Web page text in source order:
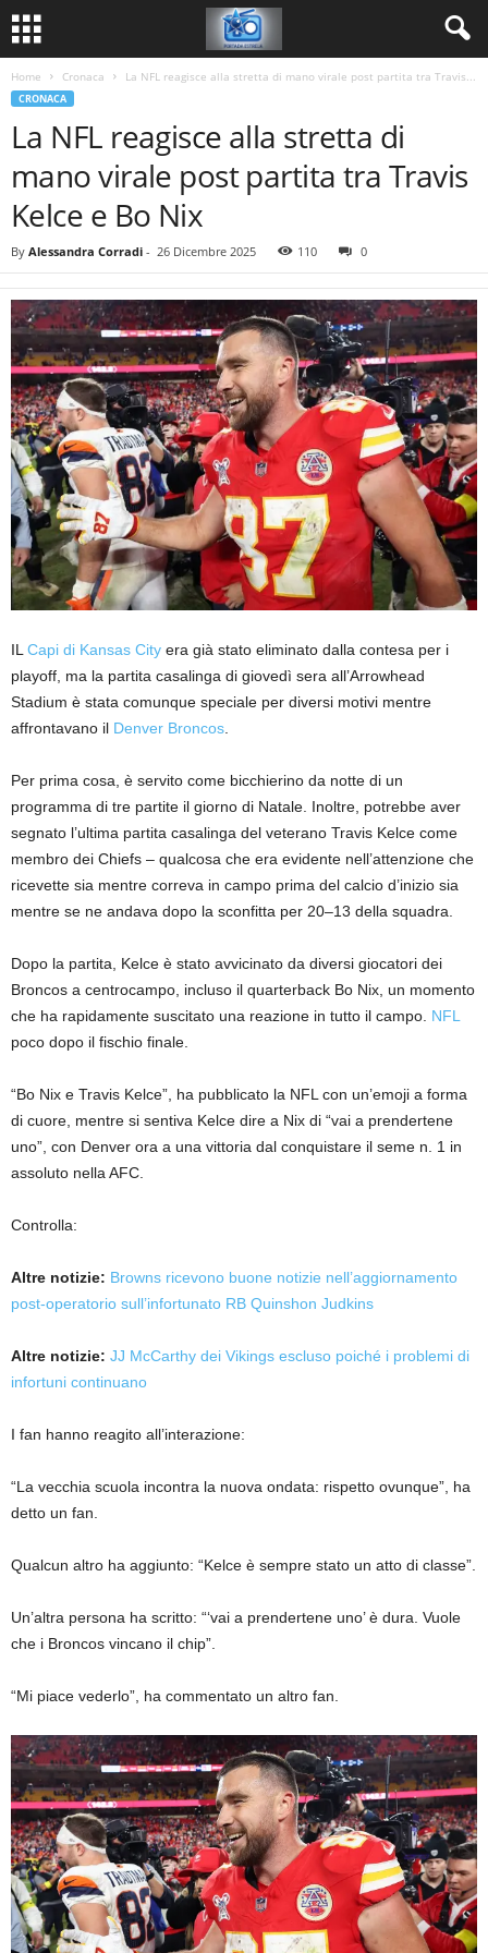
Home Cronaca La NFL reagisce alla stretta di mano virale post partita tra Travis...
CRONACA
La NFL reagisce alla stretta di
mano virale post partita tra Travis
Kelce e Bo Nix
By Alessandra Corradi - 26 Dicembre 2025 110 0
ILCapi di Kansas City era già stato eliminato dalla contesa per i
playoff, ma la partita casalinga di giovedì sera all’Arrowhead
Stadium è stata comunque speciale per diversi motivi mentre
affrontavano il Denver Broncos.
Per prima cosa, è servito come bicchierino da notte di un
programma di tre partite il giorno di Natale. Inoltre, potrebbe aver
segnato l’ultima partita casalinga del veterano Travis Kelce come
membro dei Chiefs – qualcosa che era evidente nell’attenzione che
ricevette sia mentre correva in campo prima del calcio d’inizio sia
mentre se ne andava dopo la sconfitta per 20–13 della squadra.
Dopo la partita, Kelce è stato avvicinato da diversi giocatori dei
Broncos a centrocampo, incluso il quarterback Bo Nix, un momento
che ha rapidamente suscitato una reazione in tutto il campo. NFL
poco dopo il fischio finale.
“Bo Nix e Travis Kelce”, ha pubblicato la NFL con un’emoji a forma
di cuore, mentre si sentiva Kelce dire a Nix di “vai a prendertene
uno”, con Denver ora a una vittoria dal conquistare il seme n. 1 in
assoluto nella AFC.
Controlla:
Altre notizie: Browns ricevono buone notizie nell’aggiornamento
post-operatorio sull’infortunato RB Quinshon Judkins
Altre notizie: JJ McCarthy dei Vikings escluso poiché i problemi di
infortuni continuano
I fan hanno reagito all’interazione:
“La vecchia scuola incontra la nuova ondata: rispetto ovunque”, ha
detto un fan.
Qualcun altro ha aggiunto: “Kelce è sempre stato un atto di classe”.
Un’altra persona ha scritto: “‘vai a prendertene uno’ è dura. Vuole
che i Broncos vincano il chip”.
“Mi piace vederlo”, ha commentato un altro fan.